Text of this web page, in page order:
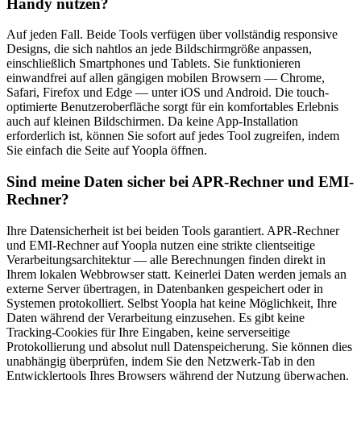
Auf jeden Fall. Beide Tools verfügen über vollständig responsive
Designs, die sich nahtlos an jede Bildschirmgröße anpassen,
einschließlich Smartphones und Tablets. Sie funktionieren
einwandfrei auf allen gängigen mobilen Browsern — Chrome,
Safari, Firefox und Edge — unter iOS und Android. Die touch-
optimierte Benutzeroberfläche sorgt für ein komfortables Erlebnis
auch auf kleinen Bildschirmen. Da keine App-Installation
erforderlich ist, können Sie sofort auf jedes Tool zugreifen, indem
Sie einfach die Seite auf Yoopla öffnen.
Sind meine Daten sicher bei APR-Rechner und EMI-
Rechner?
Ihre Datensicherheit ist bei beiden Tools garantiert. APR-Rechner
und EMI-Rechner auf Yoopla nutzen eine strikte clientseitige
Verarbeitungsarchitektur — alle Berechnungen finden direkt in
Ihrem lokalen Webbrowser statt. Keinerlei Daten werden jemals an
externe Server übertragen, in Datenbanken gespeichert oder in
Systemen protokolliert. Selbst Yoopla hat keine Möglichkeit, Ihre
Daten während der Verarbeitung einzusehen. Es gibt keine
Tracking-Cookies für Ihre Eingaben, keine serverseitige
Protokollierung und absolut null Datenspeicherung. Sie können dies
unabhängig überprüfen, indem Sie den Netzwerk-Tab in den
Entwicklertools Ihres Browsers während der Nutzung überwachen.